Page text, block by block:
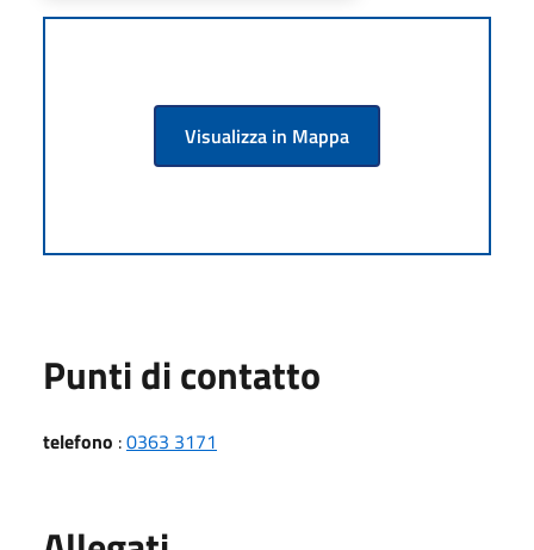
Visualizza in Mappa
Punti di contatto
telefono :0363 3171